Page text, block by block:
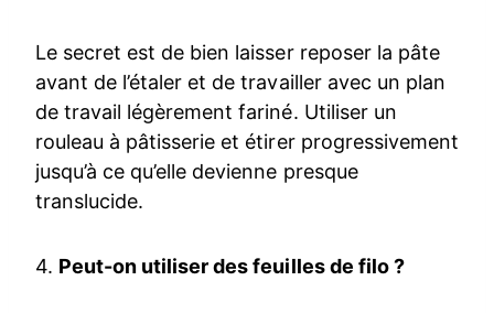
Le secret est de bien laisser reposer la pâte
avant de l’étaler et de travailler avec un plan
de travail légèrement fariné. Utiliser un
rouleau à pâtisserie et étirer progressivement
jusqu’à ce qu’elle devienne presque
translucide.
4. Peut-on utiliser des feuilles de filo ?